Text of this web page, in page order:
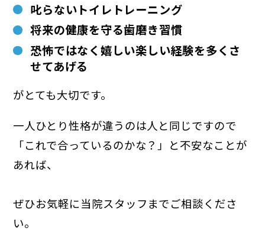
叱らないトイレトレーニング
将来の健康を守る歯磨き習慣
恐怖ではなく嬉しい楽しい経験を多くさ
せてあげる
がとても大切です。
一人ひとり性格が違うのは人と同じですので
「これで合っているのかな？」と不安なことが
あれば、
ぜひお気軽に当院スタッフまでご相談くださ
い。